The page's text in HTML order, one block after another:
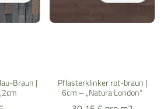
Braun |
Pflasterklinker rot-braun |
6cm – „Natura London“